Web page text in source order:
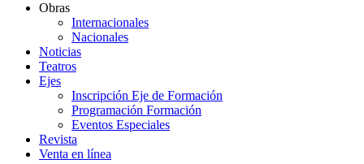
Obras
Internacionales
Nacionales
Noticias
Teatros
Ejes
Inscripción Eje de Formación
Programación Formación
Eventos Especiales
Revista
Venta en línea